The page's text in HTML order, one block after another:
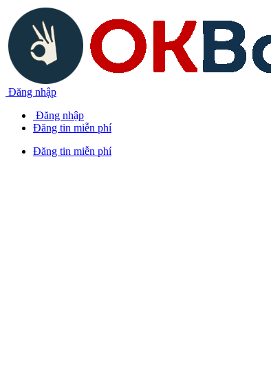
Đăng nhập
Đăng nhập
Đăng tin miễn phí
Đăng tin miễn phí